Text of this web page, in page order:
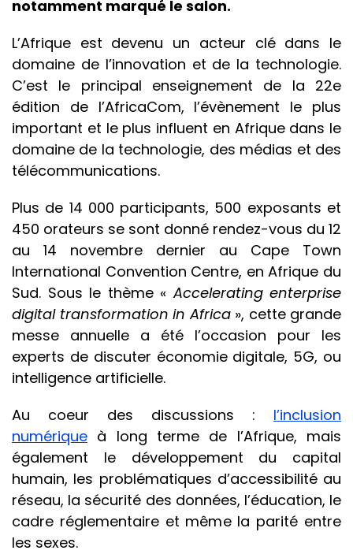
notamment marqué le salon.
L’Afrique est devenu un acteur clé dans le
domaine de l’innovation et de la technologie.
C’est le principal enseignement de la 22e
édition de l’AfricaCom, l’évènement le plus
important et le plus influent en Afrique dans le
domaine de la technologie, des médias et des
télécommunications.
Plus de 14 000 participants, 500 exposants et
450 orateurs se sont donné rendez-vous du 12
au 14 novembre dernier au Cape Town
International Convention Centre, en Afrique du
Sud. Sous le thème «Accelerating enterprise
digital transformation in Africa», cette grande
messe annuelle a été l’occasion pour les
experts de discuter économie digitale, 5G, ou
intelligence artificielle.
Au coeur des discussions : l’inclusion
numérique à long terme de l’Afrique, mais
également le développement du capital
humain, les problématiques d’accessibilité au
réseau, la sécurité des données, l’éducation, le
cadre réglementaire et même la parité entre
les sexes.